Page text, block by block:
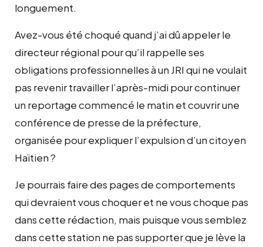
longuement.
Avez-vous été choqué quand j’ai dû appeler le
directeur régional pour qu’il rappelle ses
obligations professionnelles à un JRI qui ne voulait
pas revenir travailler l’après-midi pour continuer
un reportage commencé le matin et couvrir une
conférence de presse de la préfecture,
organisée pour expliquer l’expulsion d’un citoyen
Haïtien ?
Je pourrais faire des pages de comportements
qui devraient vous choquer et ne vous choque pas
dans cette rédaction, mais puisque vous semblez
dans cette station ne pas supporter que je lève la